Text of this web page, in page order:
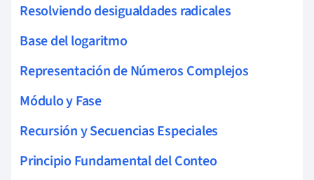
Resolviendo desigualdades radicales
Base del logaritmo
Representación de Números Complejos
Módulo y Fase
Recursión y Secuencias Especiales
Principio Fundamental del Conteo